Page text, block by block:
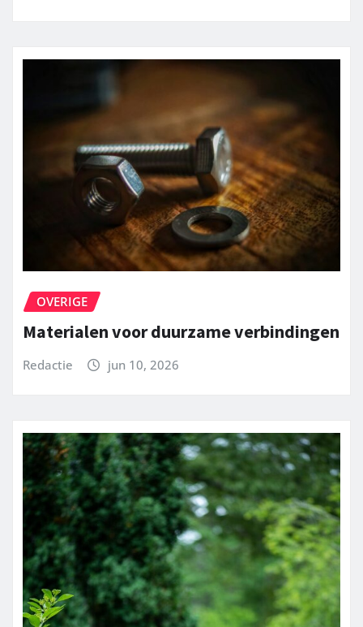
OVERIGE
Materialen voor duurzame verbindingen
Redactie jun 10, 2026